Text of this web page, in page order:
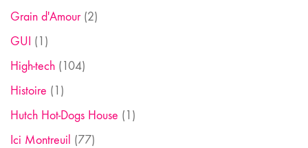
Grain d'Amour(2)
GUI (1)
High-tech (104)
Histoire (1)
Hutch Hot-Dogs House (1)
Ici Montreuil (77)